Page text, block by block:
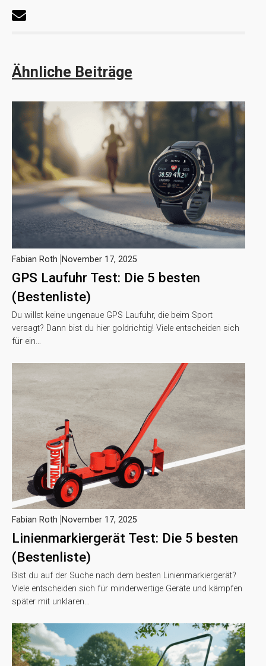
Ähnliche Beiträge
GPS Laufuhr Test: Die 5 besten
(Bestenliste)
Fabian Roth November 17, 2025
Du willst keine ungenaue GPS Laufuhr, die beim Sport
versagt? Dann bist du hier goldrichtig! Viele entscheiden sich
für ein…
Linienmarkiergerät Test: Die 5 besten
(Bestenliste)
Fabian Roth November 17, 2025
Bist du auf der Suche nach dem besten Linienmarkiergerät?
Viele entscheiden sich für minderwertige Geräte und kämpfen
später mit unklaren…